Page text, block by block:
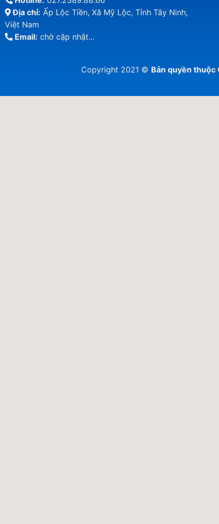
Địa chỉ: Ấp Lộc Tiền, Xã Mỹ Lộc, Tỉnh Tây Ninh,
Việt Nam
Email: chờ cập nhật...
Copyright 2021 © Bản quyền thuộc